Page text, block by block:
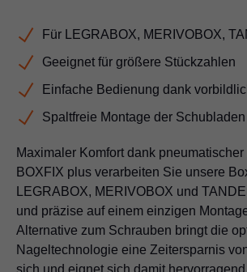
Für LEGRABOX, MERIVOBOX,
Geeignet für größere Stückzahlen
Einfache Bedienung dank
Spaltfreie Montage der Schubladen
Maximaler Komfort dank
BOXFIX plus verarbeiten Sie unsere
LEGRABOX, MERIVOBOX und
und präzise auf einem einzigen
Alternative zum Schrauben bringt die
Nageltechnologie eine Zeitersparnis